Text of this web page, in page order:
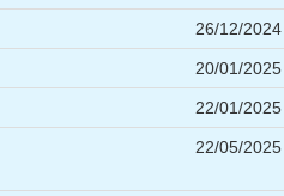
26/12/2024
20/01/2025
22/01/2025
22/05/2025